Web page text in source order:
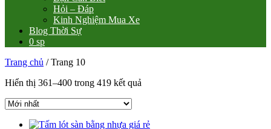
Hỏi – Đáp
Kinh Nghiệm Mua Xe
Blog Thời Sự
0 sp
Trang chủ / Trang 10
Hiển thị 361–400 trong 419 kết quả